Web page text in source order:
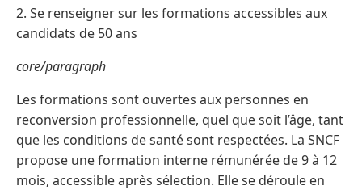
2. Se renseigner sur les formations accessibles aux
candidats de 50 ans
core/paragraph
Les formations sont ouvertes aux personnes en
reconversion professionnelle, quel que soit l’âge, tant
que les conditions de santé sont respectées. La SNCF
propose une formation interne rémunérée de 9 à 12
mois, accessible après sélection. Elle se déroule en